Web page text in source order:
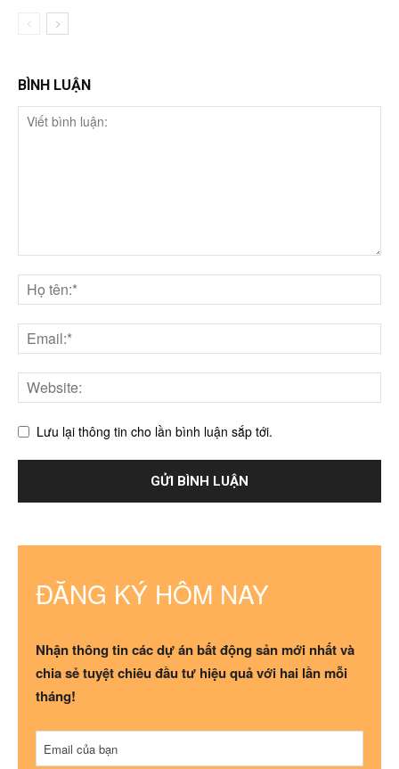
BÌNH LUẬN
Lưu lại thông tin cho lần bình luận sắp tới.
ĐĂNG KÝ HÔM NAY
Nhận thông tin các dự án bất động sản mới nhất và
chia sẻ tuyệt chiêu đầu tư hiệu quả với hai lần mỗi
tháng!
Address
Email của bạn